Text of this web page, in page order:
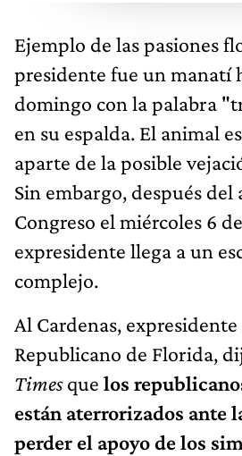
Ejemplo de las pasiones
presidente fue un manatí
domingo con la palabra
en su espalda. El animal
aparte de la posible
Sin embargo, después del
Congreso el miércoles 6
expresidente llega a un
complejo.
Al Cardenas,
Republicano de Florida,
Timesque los
están aterrorizados ante
perder el apoyo de los